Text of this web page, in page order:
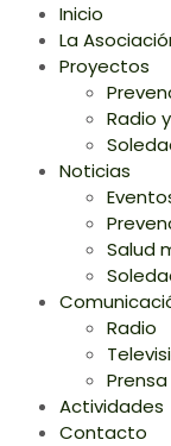
Inicio
La
Proyectos
Radio
Noticias
Salud
Radio
Prensa
Actividades
Contacto